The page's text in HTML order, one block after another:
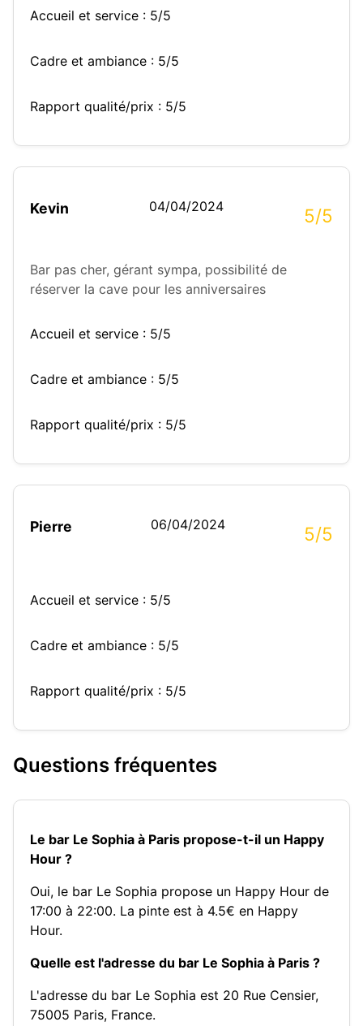
Accueil et service : 5/5
Cadre et ambiance : 5/5
Rapport qualité/prix : 5/5
Kevin 04/04/2024 5/5
Bar pas cher, gérant sympa, possibilité de
réserver la cave pour les anniversaires
Accueil et service : 5/5
Cadre et ambiance : 5/5
Rapport qualité/prix : 5/5
Pierre 06/04/2024 5/5
Accueil et service : 5/5
Cadre et ambiance : 5/5
Rapport qualité/prix : 5/5
Questions fréquentes
Le bar Le Sophia à Paris propose-t-il un Happy
Hour ?
Oui, le bar Le Sophia propose un Happy Hour de
17:00 à 22:00. La pinte est à 4.5€ en Happy
Hour.
Quelle est l'adresse du bar Le Sophia à Paris ?
L'adresse du bar Le Sophia est 20 Rue Censier,
75005 Paris, France.